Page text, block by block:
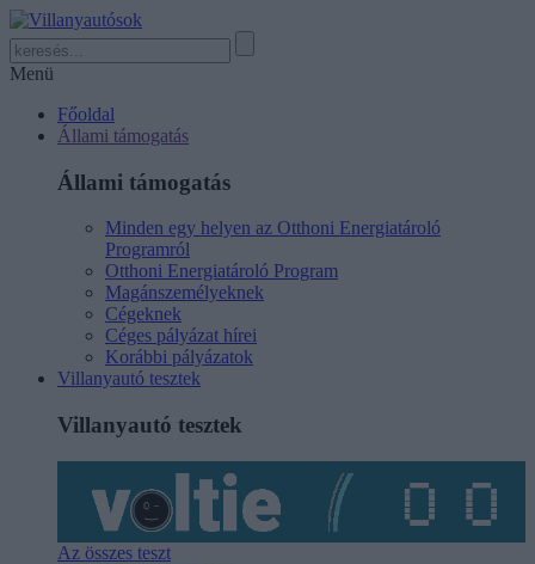
Menü
Főoldal
Állami támogatás
Állami támogatás
Minden egy helyen az Otthoni Energiatároló
Programról
Otthoni Energiatároló Program
Magánszemélyeknek
Cégeknek
Céges pályázat hírei
Korábbi pályázatok
Villanyautó tesztek
Villanyautó tesztek
Az összes teszt